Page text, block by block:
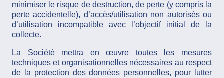
minimiser le risque de destruction, de perte (y compris la
perte accidentelle), d’accès/utilisation non autorisés ou
d’utilisation incompatible avec l’objectif initial de la
collecte.
La Société mettra en œuvre toutes les mesures
techniques et organisationnelles nécessaires au respect
de la protection des données personnelles, pour lutter